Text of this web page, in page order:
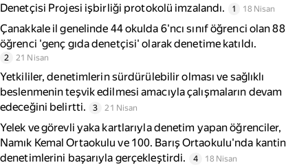
Denetçisi Projesi işbirliği protokolü imzalandı.
1 18 Nisan
Çanakkale il genelinde 44 okulda 6'ncı sınıf öğrenci olan 88
öğrenci 'genç gıda denetçisi' olarak denetime katıldı.
2 21 Nisan
Yetkililer, denetimlerin sürdürülebilir olması ve sağlıklı
beslenmenin teşvik edilmesi amacıyla çalışmaların devam
edeceğini belirtti.
3 21 Nisan
Yelek ve görevli yaka kartlarıyla denetim yapan öğrenciler,
Namık Kemal Ortaokulu ve 100. Barış Ortaokulu'nda kantin
denetimlerini başarıyla gerçekleştirdi.
4 18 Nisan